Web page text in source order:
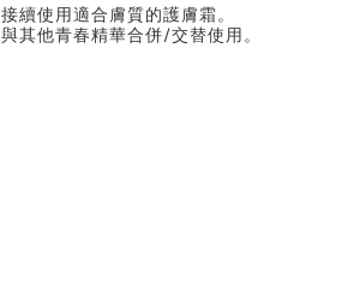
接續使用適合膚質的護膚霜。
與其他青春精華合併/交替使用。